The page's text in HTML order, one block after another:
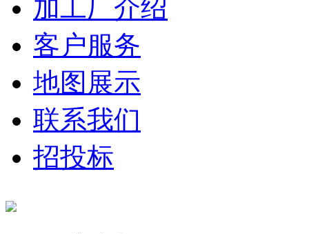
加工厂介绍
客户服务
地图展示
联系我们
招投标